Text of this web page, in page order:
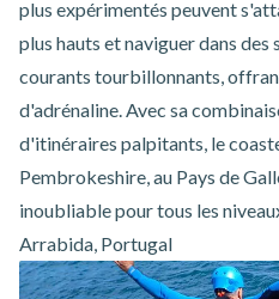
plus expérimentés peuvent
plus hauts et naviguer dans des
courants tourbillonnants,
d'adrénaline. Avec sa
d'itinéraires palpitants, le
Pembrokeshire, au Pays de
inoubliable pour tous les
Arrabida, Portugal